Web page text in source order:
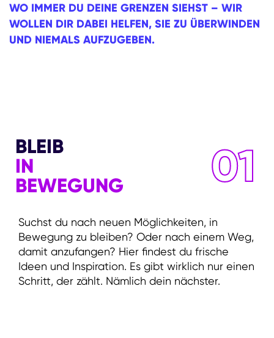
WO IMMER DU DEINE GRENZEN SIEHST – WIR
WOLLEN DIR DABEI HELFEN, SIE ZU ÜBERWINDEN
UND NIEMALS AUFZUGEBEN.
BLEIB
IN
BEWEGUNG
01
Suchst du nach neuen Möglichkeiten, in
Bewegung zu bleiben? Oder nach einem Weg,
damit anzufangen? Hier findest du frische
Ideen und Inspiration. Es gibt wirklich nur einen
Schritt, der zählt. Nämlich dein nächster.